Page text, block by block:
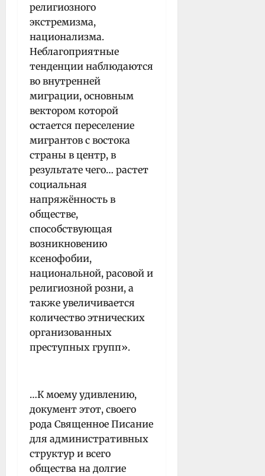
религиозного
экстремизма,
национализма.
Неблагоприятные
тенденции наблюдаются
во внутренней
миграции, основным
вектором которой
остается переселение
мигрантов с востока
страны в центр, в
результате чего… растет
социальная
напряжённость в
обществе,
способствующая
возникновению
ксенофобии,
национальной, расовой и
религиозной розни, а
также увеличивается
количество этнических
организованных
преступных групп».
…К моему удивлению,
документ этот, своего
рода Священное Писание
для административных
структур и всего
общества на долгие